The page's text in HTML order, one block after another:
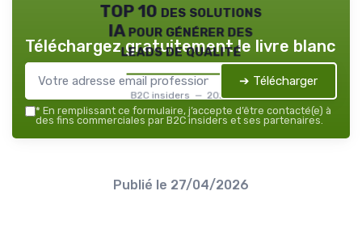
TOP 10 des solutions
IA pour générer des
leads de qualité
B2C insiders — 2026
Téléchargez gratuitement le livre blanc
➔ Télécharger
* En remplissant ce formulaire, j’accepte d’être contacté(e) à
des fins commerciales par B2C insiders et ses partenaires.
Publié le 27/04/2026